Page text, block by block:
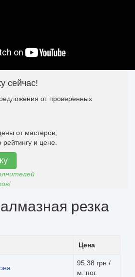
сейчас!
от проверенных
от мастеров;
и цене.
резка
Цена
95.38 грн /
м. пог.